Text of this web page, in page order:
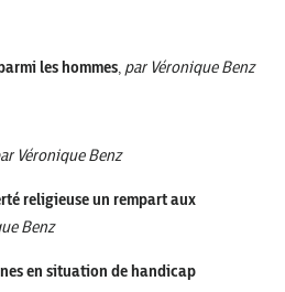
les hommes, par Véronique Benz
Véronique Benz
religieuse un rempart aux
Benz
en situation de handicap